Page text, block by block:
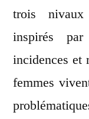
trois nivaux
inspirés
incidences et
femmes